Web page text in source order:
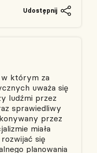
Udostępnij
którym za
uważa się
ludźmi przez
sprawiedliwy
przez
miała
się
planowania